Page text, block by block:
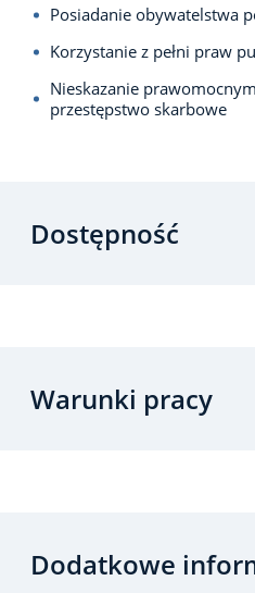
Posiadanie obywatelstwa
Korzystanie z pełni praw
Nieskazanie
przestępstwo skarbowe
Dostępność
Warunki pracy
Dodatkowe